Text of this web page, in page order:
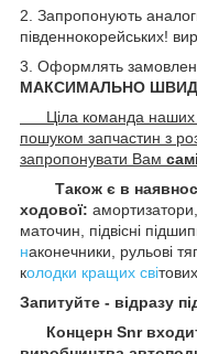
2. Запропонують
південнокорейських!
3. Оформлять
МАКСИМАЛЬНО
Ціла команда наших
пошуком запчастин з
запропонувати Вам
Також є в
ходової:
маточин, підвісні
наконечники, рульові
колодки кращих сві
Запитуйте - відразу
Концерн Snr